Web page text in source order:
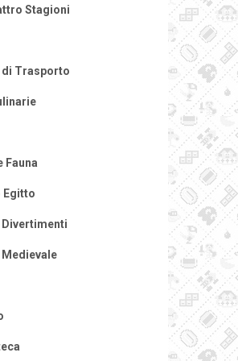
Stagioni
di Trasporto
Fauna
Egitto